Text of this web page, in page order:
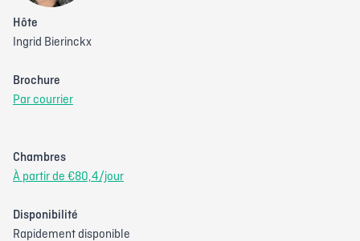
Hôte
Ingrid Bierinckx
Brochure
Par courrier
Chambres
À partir de €80,4/jour
Disponibilité
Rapidement disponible